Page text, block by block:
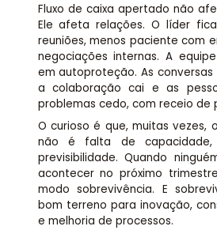
Fluxo de caixa apertado não
Ele afeta relações. O líder
reuniões, menos paciente com
negociações internas. A
em autoproteção. As
a colaboração cai e as
problemas cedo, com receio de
O curioso é que, muitas vezes,
não é falta de
previsibilidade. Quando
acontecer no próximo
modo sobrevivência. E
bom terreno para inovação,
e melhoria de processos.